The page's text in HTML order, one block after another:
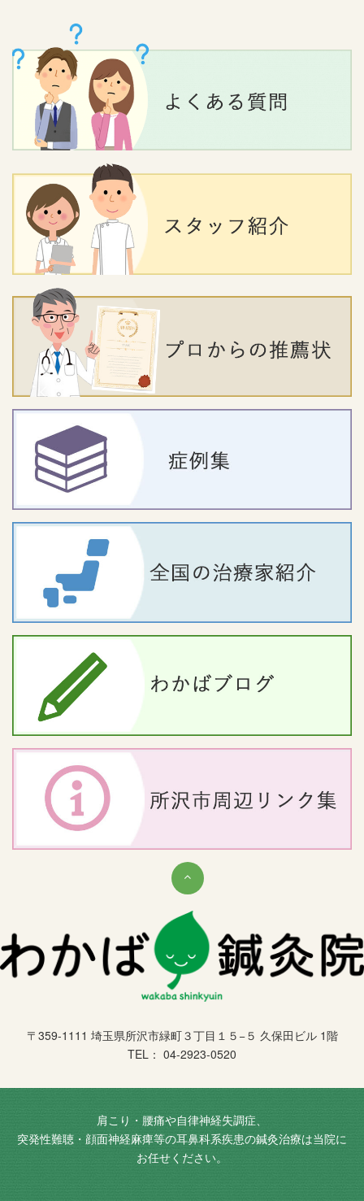
〒359-1111 埼玉県所沢市緑町３丁目１５−５ 久保田ビル 1階
TEL： 04-2923-0520
肩こり・腰痛や自律神経失調症、
突発性難聴・顔面神経麻痺等の耳鼻科系疾患の鍼灸治療は当院に
お任せください。